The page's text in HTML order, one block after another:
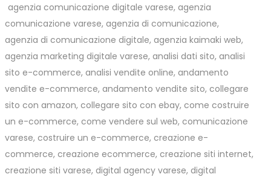
agenzia comunicazione digitale varese, agenzia
comunicazione varese, agenzia di comunicazione,
agenzia di comunicazione digitale, agenzia kaimaki web,
agenzia marketing digitale varese, analisi dati sito, analisi
sito e-commerce, analisi vendite online, andamento
vendite e-commerce, andamento vendite sito, collegare
sito con amazon, collegare sito con ebay, come costruire
un e-commerce, come vendere sul web, comunicazione
varese, costruire un e-commerce, creazione e-
commerce, creazione ecommerce, creazione siti internet,
creazione siti varese, digital agency varese, digital